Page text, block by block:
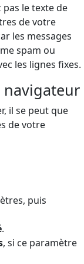
pas le texte de
de votre
les messages
spam ou
les lignes fixes.
navigateur
il se peut que
de votre
puis
.
, si ce paramètre